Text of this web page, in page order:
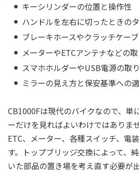
キーシリンダーの位置と操作性
ハンドルを左右に切ったときの
ブレーキホースやクラッチケー
メーターやETCアンテナなどの
スマホホルダーやUSB電源の取
ミラーの見え方と保安基準への
CB1000Fは現代のバイクなので、単
ーだけを見ればよいわけではありま
ETC、メーター、各種スイッチ、電
す。トップブリッジ交換によって、
いた部品の置き場を考え直す必要が